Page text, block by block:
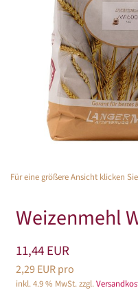
Für eine größere Ansicht klicken
Weizenmehl
11,44 EUR
2,29 EUR pro
inkl. 4.9 % MwSt. zzgl.